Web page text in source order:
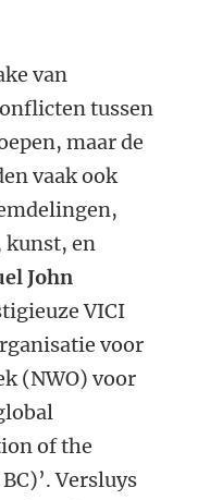
van
tussen
maar de
vaak ook
kunst, en
John
VICI
voor
(NWO) voor
of the
Versluys